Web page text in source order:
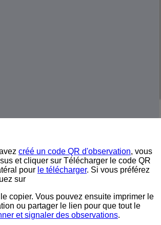
créé un code QR d'observation, vous
et cliquer sur Télécharger le code QR
pour le télécharger. Si vous préférez
sur
copier. Vous pouvez ensuite imprimer le
ou partager le lien pour que tout le
et signaler des observations.